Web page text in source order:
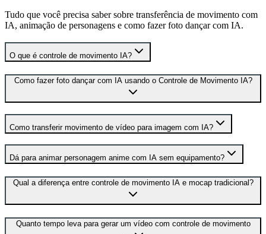
Tudo que você precisa saber sobre transferência de movimento com
IA, animação de personagens e como fazer foto dançar com IA.
O que é controle de movimento IA?
Como fazer foto dançar com IA usando o Controle de Movimento IA?
Como transferir movimento de vídeo para imagem com IA?
Dá para animar personagem anime com IA sem equipamento?
Qual a diferença entre controle de movimento IA e mocap tradicional?
Quanto tempo leva para gerar um vídeo com controle de movimento